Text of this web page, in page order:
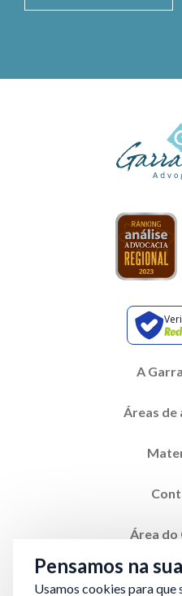
A
Áreas de
Área do
Pensamos na
Usamos cookies para que